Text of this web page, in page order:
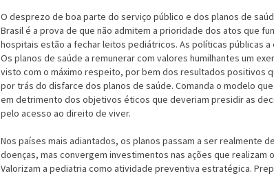
O desprezo de boa parte do serviço público e dos planos de
Brasil é a prova de que não admitem a prioridade dos atos que
hospitais estão a fechar leitos pediátricos. As políticas públicas
Os planos de saúde a remunerar com valores humilhantes um
visto com o máximo respeito, por bem dos resultados positivos
por trás do disfarce dos planos de saúde. Comanda o modelo
em detrimento dos objetivos éticos que deveriam presidir as
pelo acesso ao direito de viver.
Nos países mais adiantados, os planos passam a ser realmente
doenças, mas convergem investimentos nas ações que realizam
Valorizam a pediatria como atividade preventiva estratégica.